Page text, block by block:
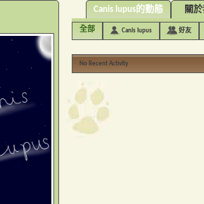
Canis lupus的動態 關
全部 Canis lupus 好友
No Recent Activity